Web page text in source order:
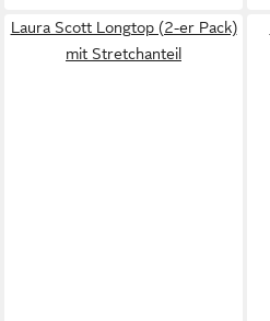
Laura Scott Longtop (2-er Pack)
mit Stretchanteil